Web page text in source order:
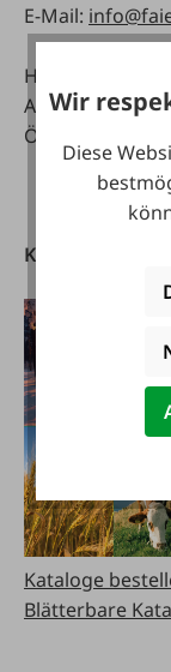
E-Mail:
Handelsstraße 9
A-4844 Regau
Österreich
Kataloge
Kataloge
Blätterbare
Wir
Diese